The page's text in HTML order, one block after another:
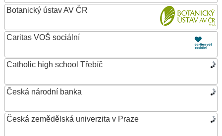
Botanický ústav AV ČR
Caritas VOŠ sociální
Catholic high school Třebíč
Česká národní banka
Česká zemědělská univerzita v Praze